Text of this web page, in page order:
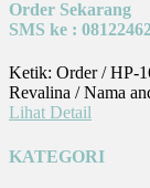
Order Sekarang
SMS ke :
Ketik: Order / HP-
Revalina / Nama
Lihat Detail
KATEGORI